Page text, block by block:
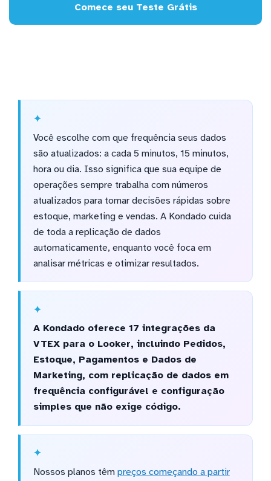
Comece seu Teste Grátis
Você escolhe com que frequência seus dados
são atualizados: a cada 5 minutos, 15 minutos,
hora ou dia. Isso significa que sua equipe de
operações sempre trabalha com números
atualizados para tomar decisões rápidas sobre
estoque, marketing e vendas. A Kondado cuida
de toda a replicação de dados
automaticamente, enquanto você foca em
analisar métricas e otimizar resultados.
A Kondado oferece 17 integrações da
VTEX para o Looker, incluindo Pedidos,
Estoque, Pagamentos e Dados de
Marketing, com replicação de dados em
frequência configurável e configuração
simples que não exige código.
Nossos planos têm preços começando a partir